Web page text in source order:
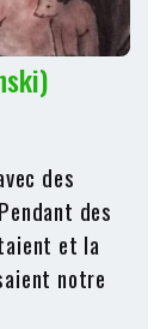
des
des
et la
notre